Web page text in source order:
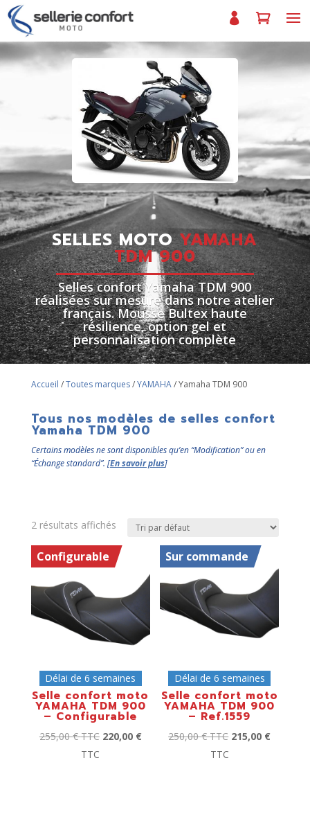
SELLES MOTOYAMAHA
TDM 900
Selles confort Yamaha TDM 900
réalisées sur mesure dans notre atelier
français. Mousse Bultex haute
résilience, option gel et
personnalisation complète
Accueil /Toutes marques/YAMAHA/ Yamaha TDM 900
Tous nos modèles de selles confort
Yamaha TDM 900
Certains modèles ne sont disponibles qu’en “Modification” ou en
“Échange standard”. [En savoir plus]
2 résultats affichés
Configurable
Délai de 6 semaines
Selle confort moto
YAMAHA TDM 900
– Configurable
255,00€ TTC 220,00 €
TTC
Sur commande
Délai de 6 semaines
Selle confort moto
YAMAHA TDM 900
– Ref.1559
250,00€ TTC 215,00 €
TTC